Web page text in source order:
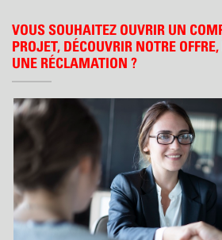
VOUS SOUHAITEZ OUVRIR UN
PROJET, DÉCOUVRIR NOTRE
UNE RÉCLAMATION ?